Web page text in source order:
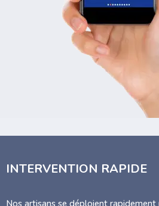
INTERVENTION RAPIDE